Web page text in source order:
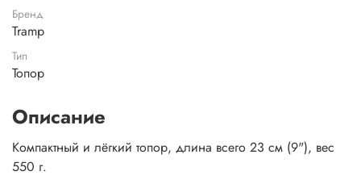
Бренд
Tramp
Тип
Топор
Описание
Компактный и лёгкий топор, длина всего 23 см (9"), вес
550 г.